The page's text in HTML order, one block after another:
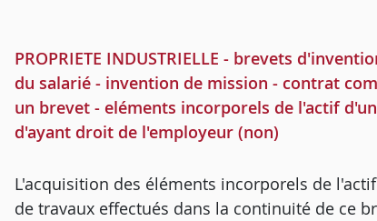
PROPRIETE INDUSTRIELLE - brevets
du salarié - invention de mission - contrat
un brevet - eléments incorporels de l'actif
d'ayant droit de l'employeur (non)
L'acquisition des éléments incorporels de
de travaux effectués dans la continuité de ce